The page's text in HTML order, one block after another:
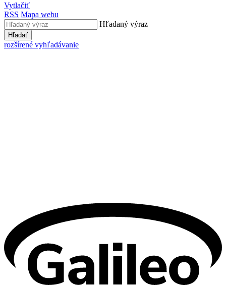
Vytlačiť
RSS Mapa webu
Hľadaný výraz
Hľadať
rozšírené vyhľadávanie